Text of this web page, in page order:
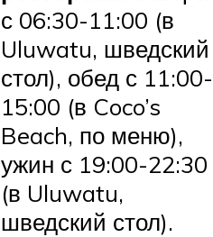
с 06:30-11:00 (в
Uluwatu, шведский
стол), обед с 11:00-
15:00 (в Coco’s
Beach, по меню),
ужин с 19:00-22:30
(в Uluwatu,
шведский стол).